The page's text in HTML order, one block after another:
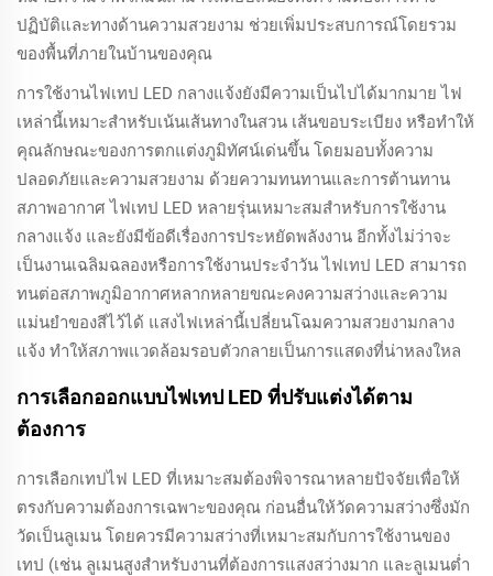
ปฏิบัติและทางด้านความสวยงาม ช่วยเพิ่มประสบการณ์โดยรวม
ของพื้นที่ภายในบ้านของคุณ
การใช้งานไฟเทป LED กลางแจ้งยังมีความเป็นไปได้มากมาย ไฟ
เหล่านี้เหมาะสำหรับเน้นเส้นทางในสวน เส้นขอบระเบียง หรือทำให้
คุณลักษณะของการตกแต่งภูมิทัศน์เด่นขึ้น โดยมอบทั้งความ
ปลอดภัยและความสวยงาม ด้วยความทนทานและการต้านทาน
สภาพอากาศ ไฟเทป LED หลายรุ่นเหมาะสมสำหรับการใช้งาน
กลางแจ้ง และยังมีข้อดีเรื่องการประหยัดพลังงาน อีกทั้งไม่ว่าจะ
เป็นงานเฉลิมฉลองหรือการใช้งานประจำวัน ไฟเทป LED สามารถ
ทนต่อสภาพภูมิอากาศหลากหลายขณะคงความสว่างและความ
แม่นยำของสีไว้ได้ แสงไฟเหล่านี้เปลี่ยนโฉมความสวยงามกลาง
แจ้ง ทำให้สภาพแวดล้อมรอบตัวกลายเป็นการแสดงที่น่าหลงใหล
การเลือกออกแบบไฟเทป LED ที่ปรับแต่งได้ตาม
ต้องการ
การเลือกเทปไฟ LED ที่เหมาะสมต้องพิจารณาหลายปัจจัยเพื่อให้
ตรงกับความต้องการเฉพาะของคุณ ก่อนอื่นให้วัดความสว่างซึ่งมัก
วัดเป็นลูเมน โดยควรมีความสว่างที่เหมาะสมกับการใช้งานของ
เทป (เช่น ลูเมนสูงสำหรับงานที่ต้องการแสงสว่างมาก และลูเมนต่ำ